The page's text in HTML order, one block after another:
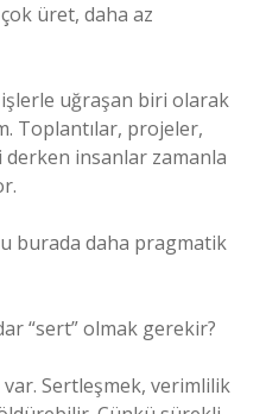
üret, daha az
uğraşan biri olarak
Toplantılar, projeler,
insanlar zamanla
burada daha pragmatik
“sert” olmak gerekir?
Sertleşmek, verimlilik